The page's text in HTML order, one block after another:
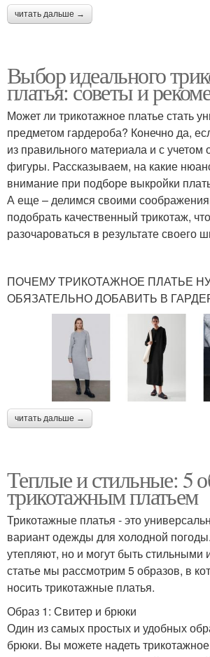
читать дальше →
Выбор идеального
платья: советы и
Может ли трикотажное платье стать
предметом гардероба? Конечно да,
из правильного материала и с учетом
фигуры. Рассказываем, на какие
внимание при подборе выкройки
А еще – делимся своими
подобрать качественный трикотаж,
разочароваться в результате своего
ПОЧЕМУ ТРИКОТАЖНОЕ ПЛАТЬЕ
ОБЯЗАТЕЛЬНО ДОБАВИТЬ В
читать дальше →
Теплые и стильные: 5
трикотажным платьем
Трикотажные платья - это
вариант одежды для холодной
утепляют, но и могут быть
статье мы рассмотрим 5 образов, в
носить трикотажные платья.
Образ 1: Свитер и брюки
Один из самых простых и удобных
брюки. Вы можете надеть